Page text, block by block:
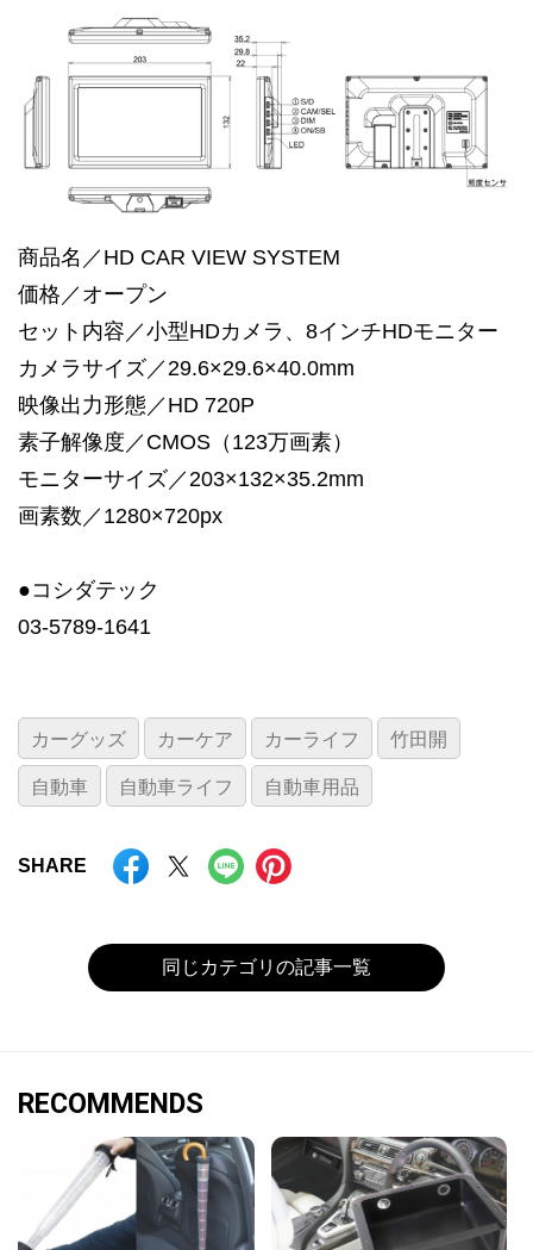
商品名／HD CAR VIEW SYSTEM
価格／オープン
セット内容／小型HDカメラ、8インチHDモニター
カメラサイズ／29.6×29.6×40.0mm
映像出力形態／HD 720P
素子解像度／CMOS（123万画素）
モニターサイズ／203×132×35.2mm
画素数／1280×720px
●コシダテック
03-5789-1641
カーグッズ カーケア カーライフ 竹田開
自動車 自動車ライフ 自動車用品
SHARE
同じカテゴリの記事一覧
RECOMMENDS